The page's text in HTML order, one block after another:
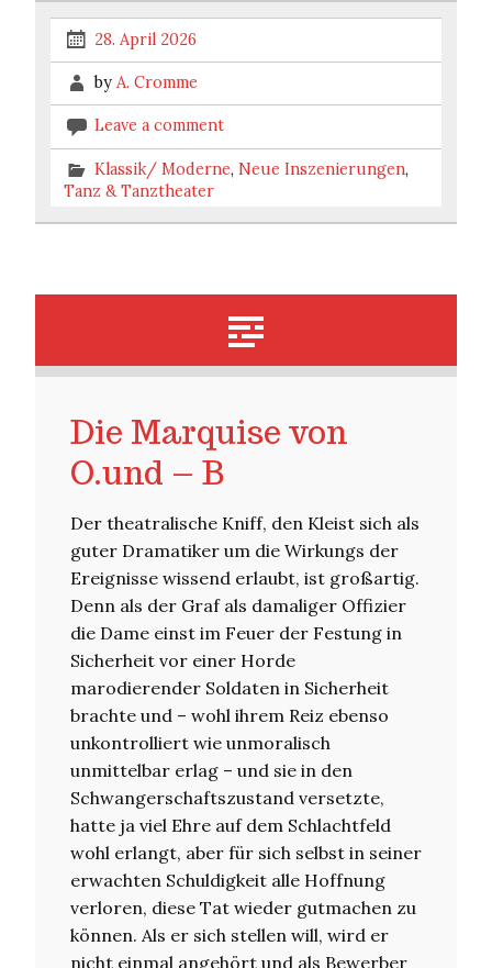
28. April 2026
by A. Cromme
Leave a comment
Klassik/ Moderne, Neue Inszenierungen,
Tanz & Tanztheater
Die Marquise von
O.und – B
Der theatralische Kniff, den Kleist sich als
guter Dramatiker um die Wirkungs der
Ereignisse wissend erlaubt, ist großartig.
Denn als der Graf als damaliger Offizier
die Dame einst im Feuer der Festung in
Sicherheit vor einer Horde
marodierender Soldaten in Sicherheit
brachte und – wohl ihrem Reiz ebenso
unkontrolliert wie unmoralisch
unmittelbar erlag – und sie in den
Schwangerschaftszustand versetzte,
hatte ja viel Ehre auf dem Schlachtfeld
wohl erlangt, aber für sich selbst in seiner
erwachten Schuldigkeit alle Hoffnung
verloren, diese Tat wieder gutmachen zu
können. Als er sich stellen will, wird er
nicht einmal angehört und als Bewerber